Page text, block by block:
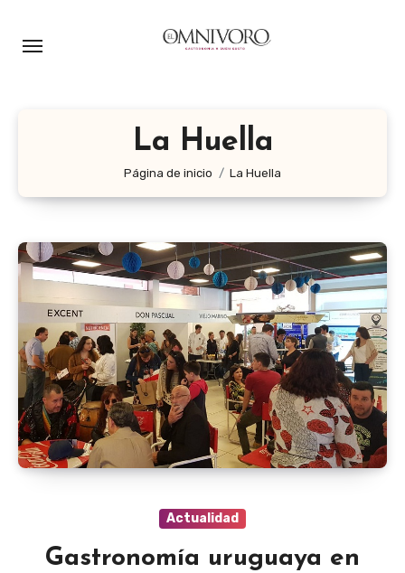
La Huella
Página de inicio La Huella
Actualidad
Gastronomía uruguaya en